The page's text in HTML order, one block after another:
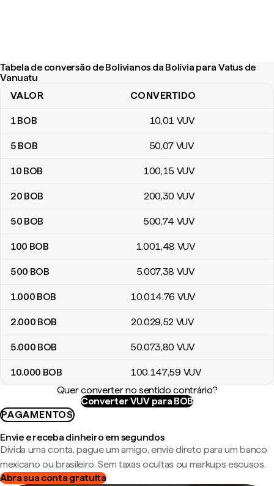
Tabela de conversão de Bolivianos da Bolívia para Vatus de
Vanuatu
Tabela de conversão de Bolivianos da Bolívia para Vatus de
VALOR CONVERTIDO
1BOB 10,01 VUV
5 BOB 50,07 VUV
10 BOB 100,15 VUV
20 BOB 200,30 VUV
50 BOB 500,74 VUV
100 BOB 1.001,48 VUV
500 BOB 5.007,38 VUV
1.000 BOB 10.014,76 VUV
2.000 BOB 20.029,52 VUV
5.000 BOB 50.073,80 VUV
10.000 BOB 100.147,59 VUV
Quer converter no sentido contrário?
Converter VUV para BOB
PAGAMENTOS
Envie e receba dinheiro em segundos
Divida uma conta, pague um amigo, envie direto para um banco
mexicano ou brasileiro. Sem taxas ocultas ou markups escusos.
Abra sua conta gratuita